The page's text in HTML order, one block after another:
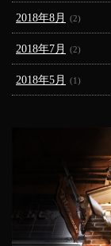
2018年8月 (2)
2018年7月 (2)
2018年5月 (1)